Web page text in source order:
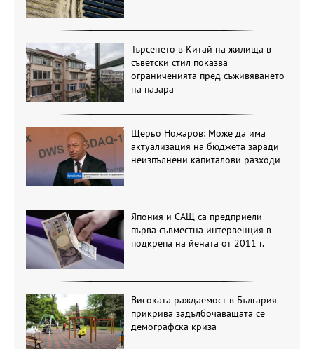
Търсенето в Китай на жилища в
съветски стил показва
ограниченията пред съживяването
на пазара
Щерьо Ножаров: Може да има
актуализация на бюджета заради
неизпълнени капиталови разходи
Япония и САЩ са предприели
първа съвместна интервенция в
подкрепа на йената от 2011 г.
Високата раждаемост в България
прикрива задълбочаващата се
демографска криза